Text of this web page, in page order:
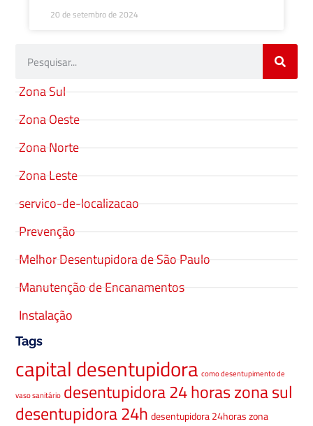
20 de setembro de 2024
Zona Sul
Zona Oeste
Zona Norte
Zona Leste
servico-de-localizacao
Prevenção
Melhor Desentupidora de São Paulo
Manutenção de Encanamentos
Instalação
Tags
capital desentupidora como desentupimento de
vaso sanitário desentupidora 24 horas zona sul
desentupidora 24h desentupidora 24horas zona